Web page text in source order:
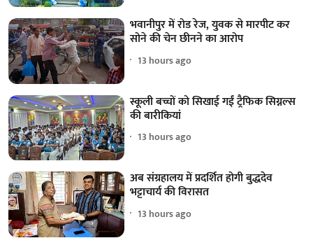
भवानीपुर में रोड रेज, युवक से मारपीट कर
सोने की चेन छीनने का आरोप
13 hours ago
स्कूली बच्चों को सिखाई गईं ट्रैफिक सिग्नल्स
की बारीकियां
13 hours ago
अब संग्रहालय में प्रदर्शित होगी बुद्धदेव
भट्टाचार्य की विरासत
13 hours ago